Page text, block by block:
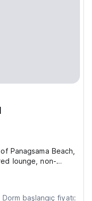
Panagsama Beach,
lounge, non-
and Santo Nino
the rooms...
Dorm başlangıç fiyatı: